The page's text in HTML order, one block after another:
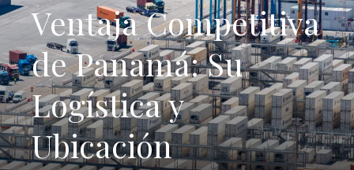
Ventaja Competitiva
de Panamá: Su
Logística y
Ubicación